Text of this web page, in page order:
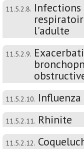
11.5.2.8. Infections
l'adulte
11.5.2.9.
11.5.2.10.
11.5.2.11. Rhinite
11.5.2.12.